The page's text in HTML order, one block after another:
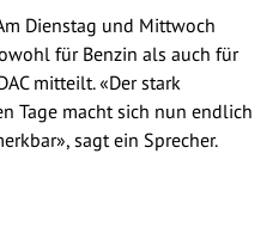
Dienstag und Mittwoch
für Benzin als auch für
mitteilt. «Der stark
Tage macht sich nun endlich
sagt ein Sprecher.